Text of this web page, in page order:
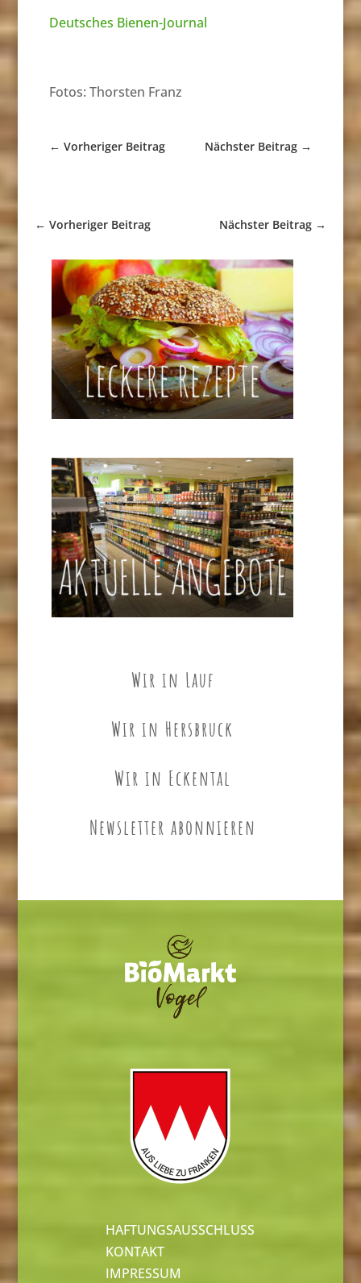
Deutsches Bienen-Journal
Fotos: Thorsten Franz
← Vorheriger Beitrag Nächster Beitrag →
← Vorheriger Beitrag Nächster Beitrag →
Wir in Lauf
Wir in Hersbruck
Wir in Eckental
Newsletter abonnieren
HAFTUNGSAUSSCHLUSS
KONTAKT
IMPRESSUM